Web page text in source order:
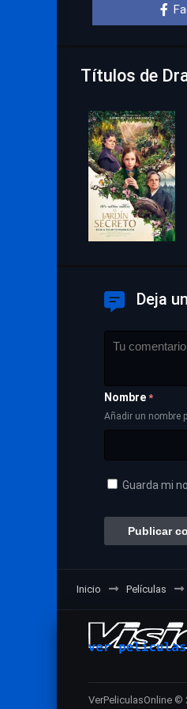
Títulos de
Deja
Nombre *
Añadir un nombre
Guarda mi
Inicio Películas
VerPeliculasOnline ©